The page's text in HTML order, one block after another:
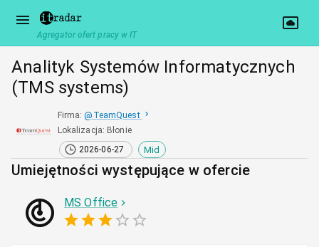
Agregator ofert pracy w IT
Analityk Systemów Informatycznych
(TMS systems)
Firma: @ TeamQuest
Lokalizacja: Błonie
2026-06-27
Mid
Umiejętności występujące w ofercie
MS Office